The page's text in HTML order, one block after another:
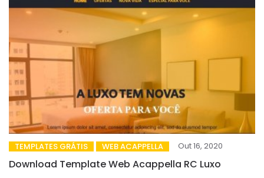
TEMPLATES GRÁTIS WEB ACAPPELLA Out 16, 2020
Download Template Web Acappella RC Luxo